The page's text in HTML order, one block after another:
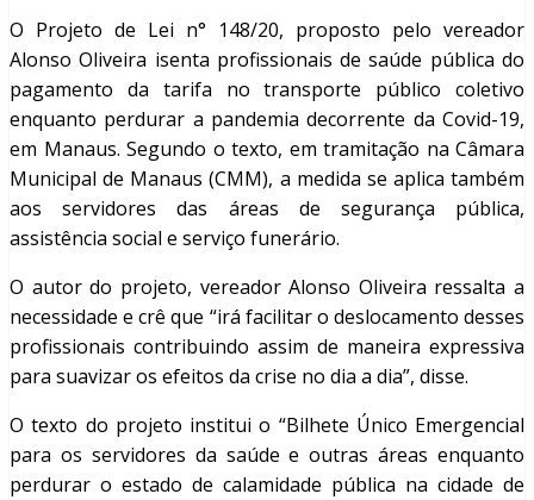
O Projeto de Lei n° 148/20, proposto pelo vereador
Alonso Oliveira isenta profissionais de saúde pública do
pagamento da tarifa no transporte público coletivo
enquanto perdurar a pandemia decorrente da Covid-19,
em Manaus. Segundo o texto, em tramitação na Câmara
Municipal de Manaus (CMM), a medida se aplica também
aos servidores das áreas de segurança pública,
assistência social e serviço funerário.
O autor do projeto, vereador Alonso Oliveira ressalta a
necessidade e crê que “irá facilitar o deslocamento desses
profissionais contribuindo assim de maneira expressiva
para suavizar os efeitos da crise no dia a dia”, disse.
O texto do projeto institui o “Bilhete Único Emergencial
para os servidores da saúde e outras áreas enquanto
perdurar o estado de calamidade pública na cidade de